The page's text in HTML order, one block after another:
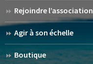
Rejoindre l’association
Agir à son échelle
Boutique